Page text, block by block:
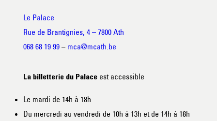
Le Palace
Rue de Brantignies, 4 – 7800 Ath
068 68 19 99 – mca@mcath.be
La billetterie du Palace est accessible
Le mardi de 14h à 18h
Du mercredi au vendredi de 10h à 13h et de 14h à 18h